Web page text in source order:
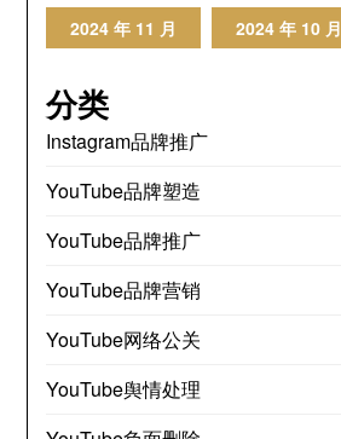
2024 年 11 月 2024 年 10 月
分类
Instagram品牌推广
YouTube品牌塑造
YouTube品牌推广
YouTube品牌营销
YouTube网络公关
YouTube舆情处理